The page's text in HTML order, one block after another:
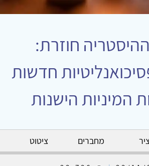
חוזרת:
חדשות
המיניות הישנות
מחברים ציטוט